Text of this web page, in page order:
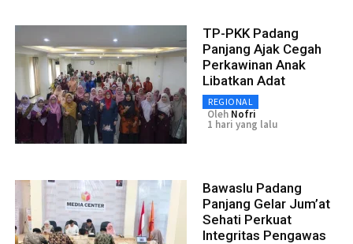
TP-PKK Padang
Panjang Ajak Cegah
Perkawinan Anak
Libatkan Adat
REGIONAL
Oleh Nofri
1 hari yang lalu
Bawaslu Padang
Panjang Gelar Jum’at
Sehati Perkuat
Integritas Pengawas